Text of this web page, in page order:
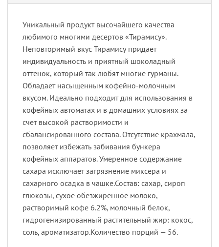
Уникальный продукт высочайшего качества
любимого многими десертов «Тирамису».
Неповторимый вкус Тирамису придает
индивидуальность и приятный шоколадный
оттенок, который так любят многие гурманы.
Обладает насыщенным кофейно-молочным
вкусом. Идеально подходит для использования в
кофейных автоматах и в домашних условиях за
счет высокой растворимости и
сбалансированного состава. Отсутствие крахмала,
позволяет избежать забивания бункера
кофейных аппаратов. Умеренное содержание
сахара исключает загрязнение миксера и
сахарного осадка в чашке.Состав: сахар, сироп
глюкозы, сухое обезжиренное молоко,
растворимый кофе 6.2%, молочный белок,
гидрогенизированный растительный жир: кокос,
соль, ароматизатор.Количество порций — 56.